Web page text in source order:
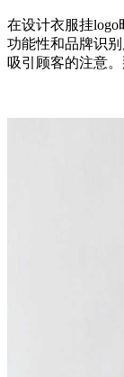
在设计衣服挂
功能性和品牌识
吸引顾客的注意